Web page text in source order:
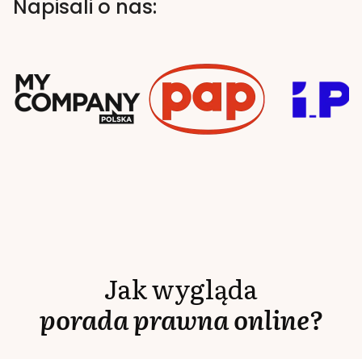
Napisali o nas:
Jak wygląda
porada prawna online?